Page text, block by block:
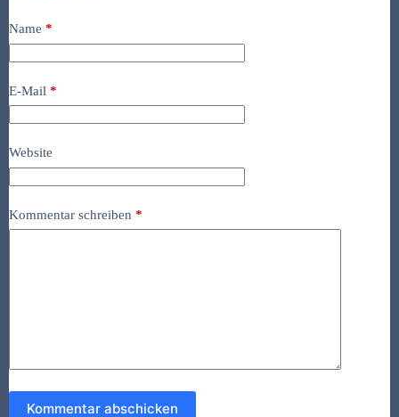
Name *
E-Mail *
Website
Kommentar schreiben *
Kommentar abschicken